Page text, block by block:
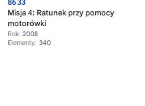
8633
Misja 4: Ratunek przy pomocy
motorówki
Rok: 2008
Elementy: 340